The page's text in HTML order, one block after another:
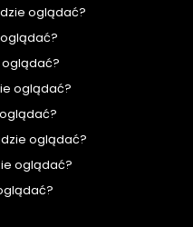
oglądać?
oglądać?
oglądać?
oglądać?
oglądać?